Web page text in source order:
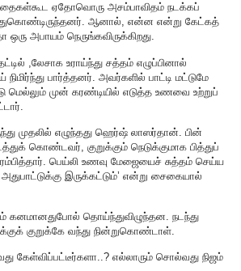
ஏதோவொரு அசம்பாவிதம் நடக்கப்
ஆனால், என்ன என்று கேட்கத்
அபாயம் நெருங்கவிருக்கிறது.
,லேசாக உராய்ந்து சத்தம் எழுப்பினால்
பார்த்தனர். அவர்களில் பாட்டி மட்டுமே
மெல்லும் முன் கரண்டியில் எடுத்த உணவை உற்றுப்
முதலில் எழுந்தது ஹெர்ஷ் லாஸர்தான். பின்
கொண்டவர், குறுக்கும் நெடுக்குமாக பித்துப்
பெய்லி உணவு மேஜையைச் சுத்தம் செய்ய
இருக்கட்டும்’ என்று சைகையால்
கனமானதுபோல் தொய்ந்துவிழுந்தன. நடந்து
குறுக்கே வந்து நின்றுகொண்டாள்.
கேள்விப்பட்டீர்களா..? எல்லாரும் சொல்வது நிஜம்